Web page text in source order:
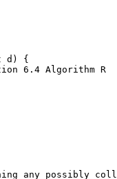
d) {
6.4 Algorithm R
any possibly